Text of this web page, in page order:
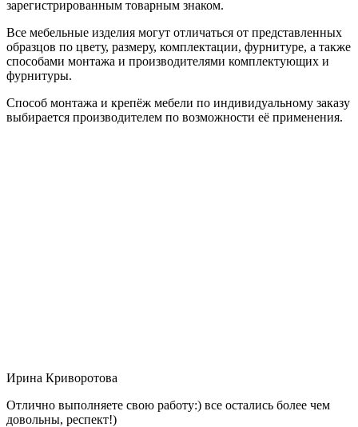
зарегистрированным товарным знаком.
Все мебельные изделия могут отличаться от представленных
образцов по цвету, размеру, комплектации, фурнитуре, а также
способами монтажа и производителями комплектующих и
фурнитуры.
Способ монтажа и крепёж мебели по индивидуальному заказу
выбирается производителем по возможности её применения.
Ирина Криворотова
Отлично выполняете свою работу:) все остались более чем
довольны, респект!)